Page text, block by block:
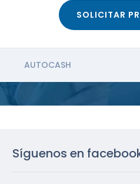
SOLICITAR
AUTOCASH
Síguenos en